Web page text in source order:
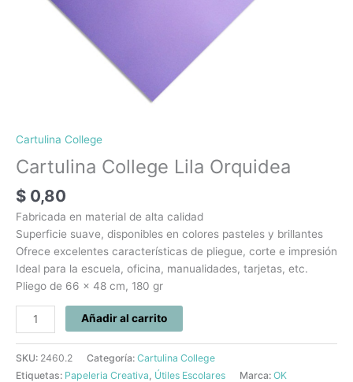
Cartulina College
Cartulina College Lila Orquidea
$ 0,80
Fabricada en material de alta calidad
Superficie suave, disponibles en colores pasteles y brillantes
Ofrece excelentes características de pliegue, corte e impresión
Ideal para la escuela, oficina, manualidades, tarjetas, etc.
Pliego de 66 x 48 cm, 180 gr
Añadir al carrito
SKU: 2460.2 Categoría: Cartulina College
Etiquetas: Papeleria Creativa Útiles Escolares Marca: OK